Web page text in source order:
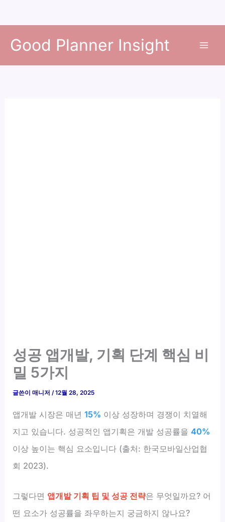
Good Planner Insight
성공 앱개발, 기획 단계 핵심 비
밀 5가지
글쓴이매니저/12월 28, 2025
앱개발 시장은 매년15% 이상 성장하며 경쟁이 치열해
지고 있습니다. 성공적인 앱기획은 개발 성공률을40%
이상 높이는 핵심 요소입니다 (출처: 한국모바일산업협
회 2023).
그렇다면 앱개발 기획 팁 및 성공 전략은 무엇일까요? 어
떤 요소가 성공률을 좌우하는지 궁금하지 않나요?